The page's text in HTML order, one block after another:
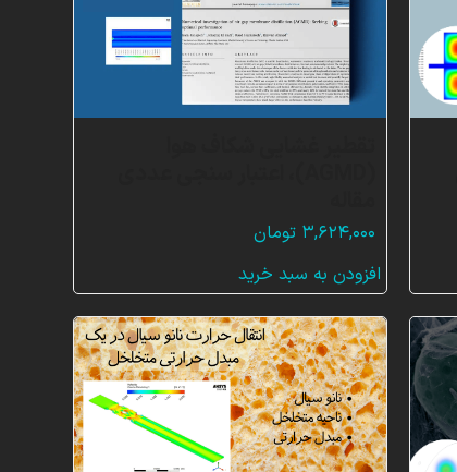
۳,۶۲۴,۰۰۰ تومان
افزودن به سبد خرید